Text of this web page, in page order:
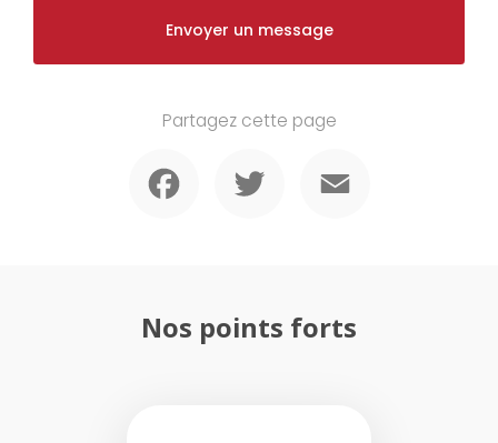
Envoyer un message
Partagez cette page
Nos points forts